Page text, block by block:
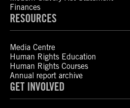
Finances
RESOURCES
Media Centre
Human Rights Education
Human Rights Courses
Annual report archive
GET INVOLVED